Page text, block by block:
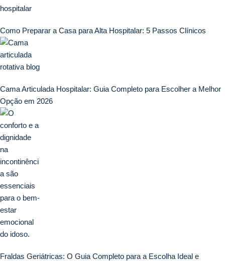
Como Preparar a Casa para Alta Hospitalar: 5 Passos Clínicos
Cama Articulada Hospitalar: Guia Completo para Escolher a Melhor
Opção em 2026
Fraldas Geriátricas: O Guia Completo para a Escolha Ideal e